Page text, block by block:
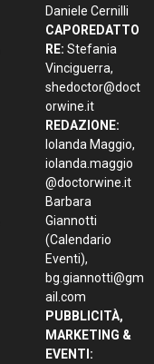
Daniele Cernilli
CAPOREDATTO
RE: Stefania
Vinciguerra,
shedoctor@doct
orwine.it
REDAZIONE:
Iolanda Maggio,
iolanda.maggio
@doctorwine.it
Barbara
Giannotti
(Calendario
Eventi),
bg.giannotti@gm
ail.com
PUBBLICITÀ,
MARKETING &
EVENTI: